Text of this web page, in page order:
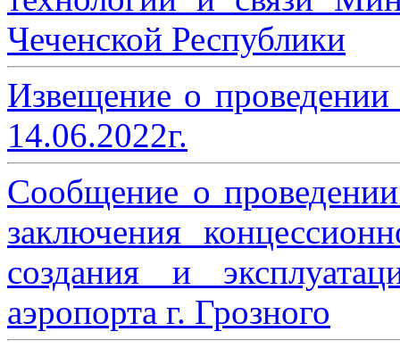
Чеченской Республики
Извещение о
14.06.2022г.
Сообщение о
заключения
создания и
аэропорта г. Грозного